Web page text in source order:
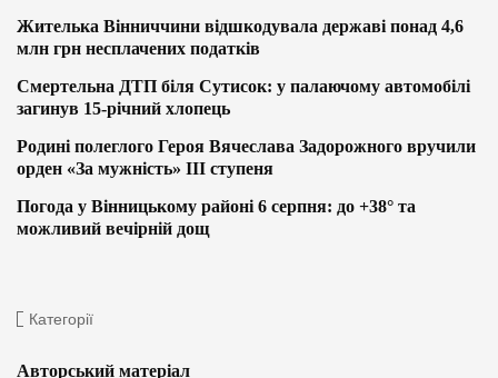
Жителька Вінниччини відшкодувала державі понад 4,6
млн грн несплачених податків
Смертельна ДТП біля Сутисок: у палаючому автомобілі
загинув 15-річний хлопець
Родині полеглого Героя Вячеслава Задорожного вручили
орден «За мужність» ІІІ ступеня
Погода у Вінницькому районі 6 серпня: до +38° та
можливий вечірній дощ
Категорії
Авторський матеріал